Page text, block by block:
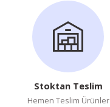
Stoktan Teslim
Hemen Teslim Ürünler